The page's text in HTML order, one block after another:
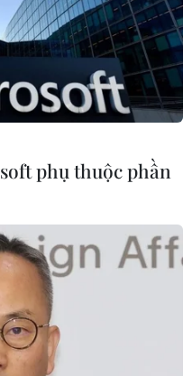
phụ thuộc phần